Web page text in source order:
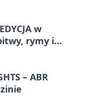
w
rymy i
– ABR